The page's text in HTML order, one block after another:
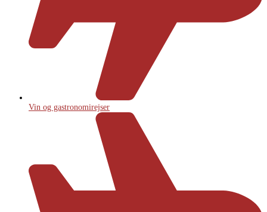
Vin og gastronomirejser